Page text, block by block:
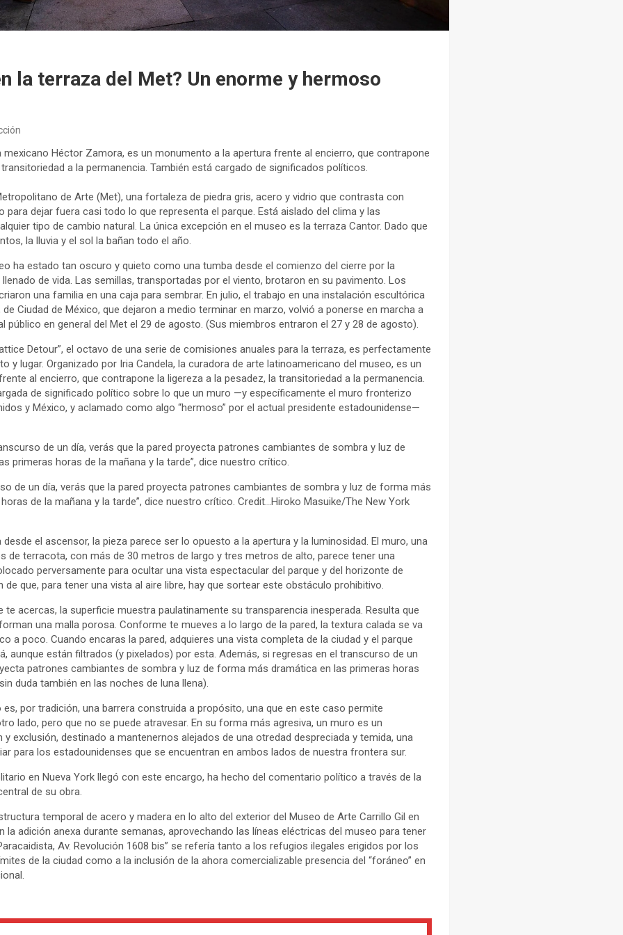
la terraza del Met? Un enorme y hermoso
mexicano Héctor Zamora, es un monumento a la apertura frente al encierro, que contrapone
a la permanencia. También está cargado de significados políticos.
de Arte (Met), una fortaleza de piedra gris, acero y vidrio que contrasta con
para dejar fuera casi todo lo que representa el parque. Está aislado del clima y las
tipo de cambio natural. La única excepción en el museo es la terraza Cantor. Dado que
la lluvia y el sol la bañan todo el año.
ha estado tan oscuro y quieto como una tumba desde el comienzo del cierre por la
de vida. Las semillas, transportadas por el viento, brotaron en su pavimento. Los
una familia en una caja para sembrar. En julio, el trabajo en una instalación escultórica
Ciudad de México, que dejaron a medio terminar en marzo, volvió a ponerse en marcha a
público en general del Met el 29 de agosto. (Sus miembros entraron el 27 y 28 de agosto).
Detour”, el octavo de una serie de comisiones anuales para la terraza, es perfectamente
y lugar. Organizado por Iria Candela, la curadora de arte latinoamericano del museo, es un
al encierro, que contrapone la ligereza a la pesadez, la transitoriedad a la permanencia.
de significado político sobre lo que un muro —y específicamente el muro fronterizo
y México, y aclamado como algo “hermoso” por el actual presidente estadounidense—
de un día, verás que la pared proyecta patrones cambiantes de sombra y luz de
primeras horas de la mañana y la tarde”, dice nuestro crítico.
de un día, verás que la pared proyecta patrones cambiantes de sombra y luz de forma más
de la mañana y la tarde”, dice nuestro crítico. Credit…Hiroko Masuike/The New York
el ascensor, la pieza parece ser lo opuesto a la apertura y la luminosidad. El muro, una
de terracota, con más de 30 metros de largo y tres metros de alto, parece tener una
perversamente para ocultar una vista espectacular del parque y del horizonte de
de que, para tener una vista al aire libre, hay que sortear este obstáculo prohibitivo.
te acercas, la superficie muestra paulatinamente su transparencia inesperada. Resulta que
una malla porosa. Conforme te mueves a lo largo de la pared, la textura calada se va
a poco. Cuando encaras la pared, adquieres una vista completa de la ciudad y el parque
aunque están filtrados (y pixelados) por esta. Además, si regresas en el transcurso de un
patrones cambiantes de sombra y luz de forma más dramática en las primeras horas
duda también en las noches de luna llena).
por tradición, una barrera construida a propósito, una que en este caso permite
lado, pero que no se puede atravesar. En su forma más agresiva, un muro es un
exclusión, destinado a mantenernos alejados de una otredad despreciada y temida, una
para los estadounidenses que se encuentran en ambos lados de nuestra frontera sur.
en Nueva York llegó con este encargo, ha hecho del comentario político a través de la
de su obra.
temporal de acero y madera en lo alto del exterior del Museo de Arte Carrillo Gil en
la adición anexa durante semanas, aprovechando las líneas eléctricas del museo para tener
Av. Revolución 1608 bis” se refería tanto a los refugios ilegales erigidos por los
de la ciudad como a la inclusión de la ahora comercializable presencia del “foráneo” en